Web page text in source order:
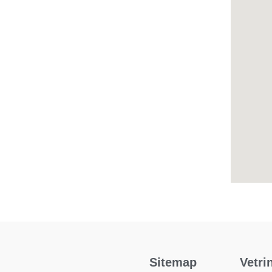
Sitemap